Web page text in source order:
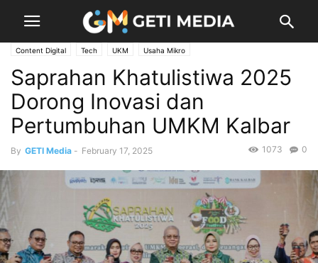
Content Digital Tech UKM Usaha Mikro
Saprahan Khatulistiwa 2025
Dorong Inovasi dan
Pertumbuhan UMKM Kalbar
By GETI Media - February 17, 2025 0
1073